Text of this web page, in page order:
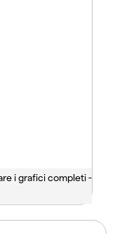
i grafici completi -